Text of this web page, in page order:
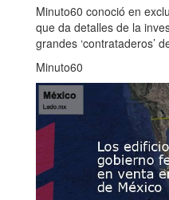
Minuto60 conoció en
que da detalles de la
grandes ‘contrataderos’
Minuto60